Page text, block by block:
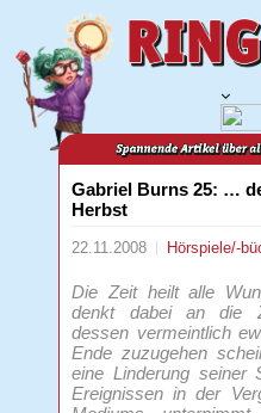
Gabriel Burns 25: …
Herbst
22.11.2008 Hörspiele/-
Die Zeit heilt alle
denkt dabei an die
dessen vermeintlich
Ende zuzugehen
eine Linderung seiner
Ereignissen in der